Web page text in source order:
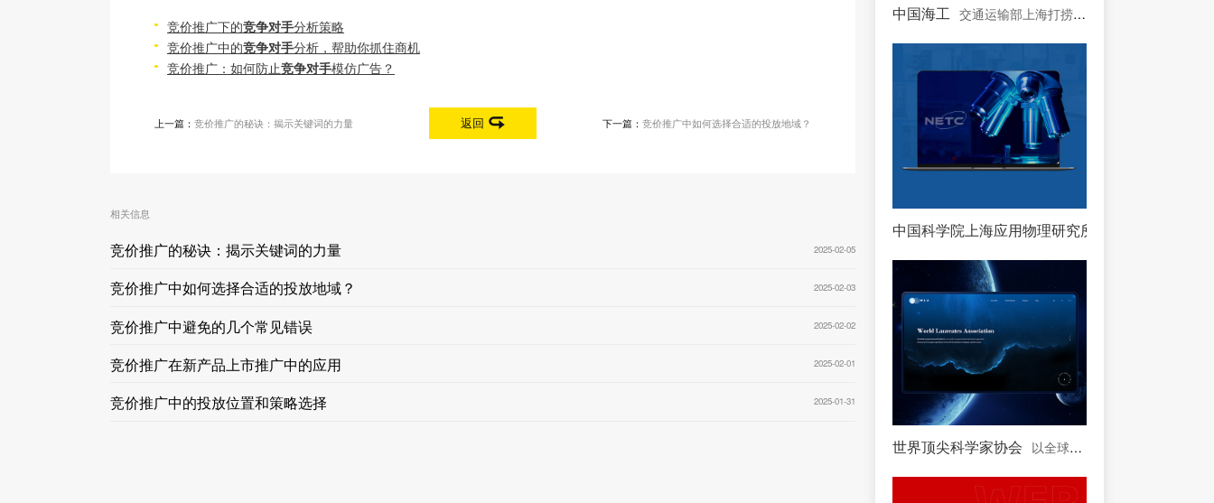
竞价推广下的竞争对手分析策略
竞价推广中的竞争对手分析，帮助你抓住商机
竞价推广：如何防止竞争对手模仿广告？
上一篇：竞价推广的秘诀：揭示关键词的力量 返回 下一篇： 竞价推广中如何选择合适的投放地域？
相关信息
竞价推广的秘诀：揭示关键词的力量 2025-02-05
竞价推广中如何选择合适的投放地域？ 2025-02-03
竞价推广中避免的几个常见错误 2025-02-02
竞价推广在新产品上市推广中的应用 2025-02-01
竞价推广中的投放位置和策略选择 2025-01-31
中国海工 交通运输部上海打捞局控股公司
中国科学院上海应用物理研究所
世界顶尖科学家协会 以全球顶尖科学家为主体的协会